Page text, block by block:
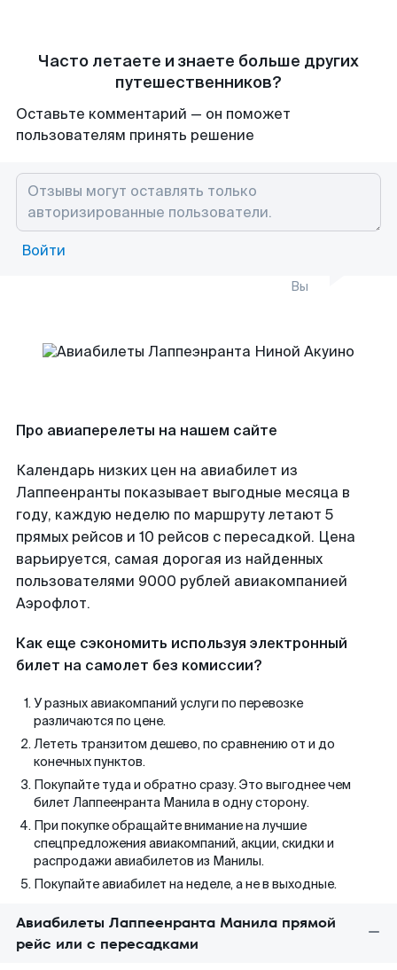
Часто летаете и знаете больше других
путешественников?
Оставьте комментарий — он поможет
пользователям принять решение
Войти
Вы
Про авиаперелеты на нашем сайте
Календарь низких цен на авиабилет из
Лаппеенранты показывает выгодные месяца в
году, каждую неделю по маршруту летают 5
прямых рейсов и 10 рейсов с пересадкой. Цена
варьируется, самая дорогая из найденных
пользователями 9000 рублей авиакомпанией
Аэрофлот.
Как еще сэкономить используя электронный
билет на самолет без комиссии?
У разных авиакомпаний услуги по перевозке
различаются по цене.
Лететь транзитом дешево, по сравнению от и до
конечных пунктов.
Покупайте туда и обратно сразу. Это выгоднее чем
билет Лаппеенранта Манила в одну сторону.
При покупке обращайте внимание на лучшие
спецпредложения авиакомпаний, акции, скидки и
распродажи авиабилетов из Манилы.
Покупайте авиабилет на неделе, а не в выходные.
Авиабилеты Лаппеенранта Манила прямой
рейс или с пересадками